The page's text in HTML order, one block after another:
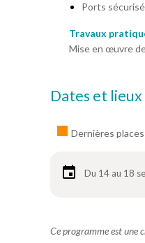
Ports
Travaux
Mise en œuvre
Dates et lieux
Dernières places
Du 14 au 18
Ce programme est une